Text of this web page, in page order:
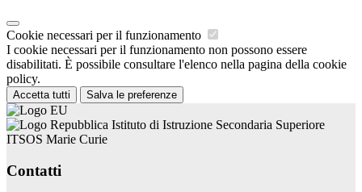
Cookie necessari per il funzionamento
I cookie necessari per il funzionamento non possono essere
disabilitati. È possibile consultare l'elenco nella pagina della cookie
policy.
Accetta tutti Salva le preferenze
Istituto di Istruzione Secondaria Superiore
ITSOS Marie Curie
Contatti